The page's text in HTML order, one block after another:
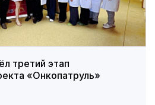
третий этап
«Онкопатруль»